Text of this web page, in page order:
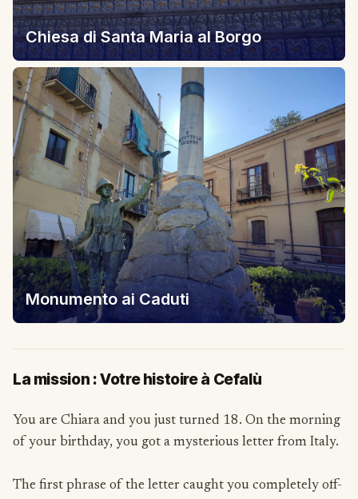
Chiesa di Santa Maria al Borgo
Monumento ai Caduti
La mission : Votre histoire à Cefalù
You are Chiara and you just turned 18. On the morning
of your birthday, you got a mysterious letter from Italy.
The first phrase of the letter caught you completely off-